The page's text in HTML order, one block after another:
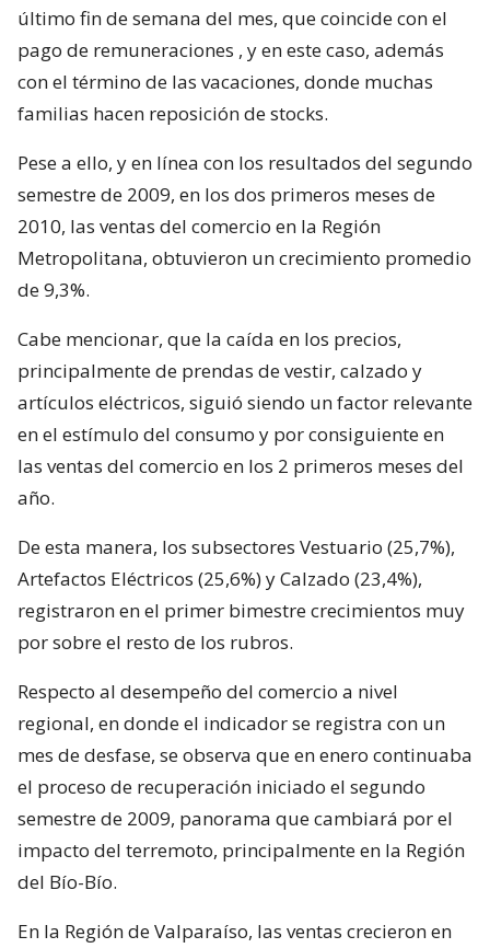
último fin de semana del mes, que coincide con el
pago de remuneraciones , y en este caso, además
con el término de las vacaciones, donde muchas
familias hacen reposición de stocks.
Pese a ello, y en línea con los resultados del segundo
semestre de 2009, en los dos primeros meses de
2010, las ventas del comercio en la Región
Metropolitana, obtuvieron un crecimiento promedio
de 9,3%.
Cabe mencionar, que la caída en los precios,
principalmente de prendas de vestir, calzado y
artículos eléctricos, siguió siendo un factor relevante
en el estímulo del consumo y por consiguiente en
las ventas del comercio en los 2 primeros meses del
año.
De esta manera, los subsectores Vestuario (25,7%),
Artefactos Eléctricos (25,6%) y Calzado (23,4%),
registraron en el primer bimestre crecimientos muy
por sobre el resto de los rubros.
Respecto al desempeño del comercio a nivel
regional, en donde el indicador se registra con un
mes de desfase, se observa que en enero continuaba
el proceso de recuperación iniciado el segundo
semestre de 2009, panorama que cambiará por el
impacto del terremoto, principalmente en la Región
del Bío-Bío.
En la Región de Valparaíso, las ventas crecieron en